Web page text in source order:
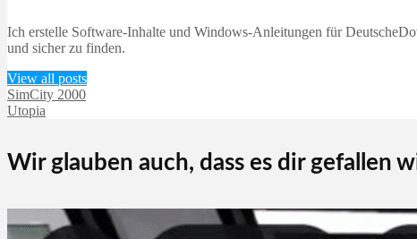
Ich erstelle Software-Inhalte und Windows-Anleitungen für
und sicher zu finden.
View all posts
SimCity 2000
Utopia
Wir glauben auch, dass es dir gefallen